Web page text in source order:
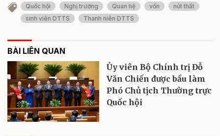
Quốc hội Nghị trường Quan hệ vốn
nút thắt
sinh viên DTTS
Thanh niên DTTS
BÀI LIÊN QUAN
Ủy viên Bộ Chính trị Đỗ
Văn Chiến được bầu làm
Phó Chủ tịch Thường trực
Quốc hội